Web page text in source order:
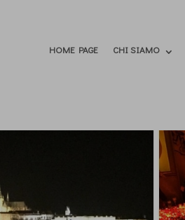
HOME PAGE CHI SIAMO